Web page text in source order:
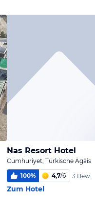
Nas Resort Hotel
Cumhuriyet, Türkische Ägäis
100% 4,7/6 3 Bew.
Zum Hotel